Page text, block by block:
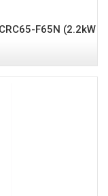
F65N (2.2kW